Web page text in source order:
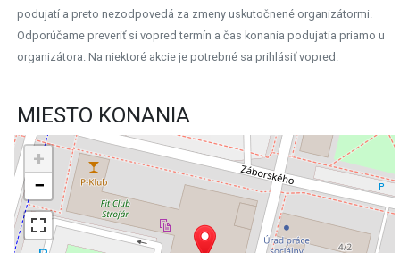
podujatí a preto nezodpovedá za zmeny uskutočnené organizátormi.
Odporúčame preveriť si vopred termín a čas konania podujatia priamo u
organizátora. Na niektoré akcie je potrebné sa prihlásiť vopred.
MIESTO KONANIA
+
−